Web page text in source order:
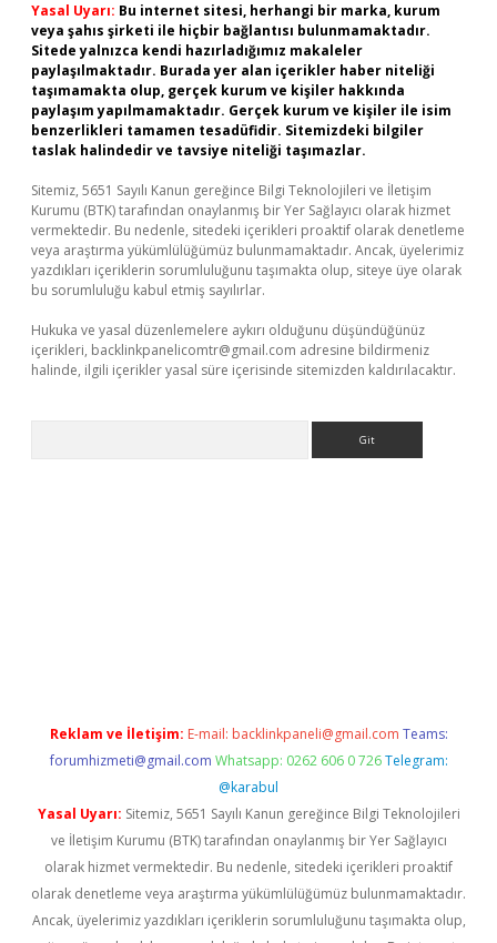
Yasal Uyarı: Bu internet sitesi, herhangi bir marka, kurum
veya şahıs şirketi ile hiçbir bağlantısı bulunmamaktadır.
Sitede yalnızca kendi hazırladığımız makaleler
paylaşılmaktadır. Burada yer alan içerikler haber niteliği
taşımamakta olup, gerçek kurum ve kişiler hakkında
paylaşım yapılmamaktadır. Gerçek kurum ve kişiler ile isim
benzerlikleri tamamen tesadüfidir. Sitemizdeki bilgiler
taslak halindedir ve tavsiye niteliği taşımazlar.
Sitemiz, 5651 Sayılı Kanun gereğince Bilgi Teknolojileri ve İletişim
Kurumu (BTK) tarafından onaylanmış bir Yer Sağlayıcı olarak hizmet
vermektedir. Bu nedenle, sitedeki içerikleri proaktif olarak denetleme
veya araştırma yükümlülüğümüz bulunmamaktadır. Ancak, üyelerimiz
yazdıkları içeriklerin sorumluluğunu taşımakta olup, siteye üye olarak
bu sorumluluğu kabul etmiş sayılırlar.
Hukuka ve yasal düzenlemelere aykırı olduğunu düşündüğünüz
içerikleri, backlinkpanelicomtr@gmail.com adresine bildirmeniz
halinde, ilgili içerikler yasal süre içerisinde sitemizden kaldırılacaktır.
Reklam ve İletişim: E-mail: backlinkpaneli@gmail.com Teams:
forumhizmeti@gmail.com Whatsapp: 0262 606 0 726 Telegram:
@karabul
Yasal Uyarı: Sitemiz, 5651 Sayılı Kanun gereğince Bilgi Teknolojileri
ve İletişim Kurumu (BTK) tarafından onaylanmış bir Yer Sağlayıcı
olarak hizmet vermektedir. Bu nedenle, sitedeki içerikleri proaktif
olarak denetleme veya araştırma yükümlülüğümüz bulunmamaktadır.
Ancak, üyelerimiz yazdıkları içeriklerin sorumluluğunu taşımakta olup,